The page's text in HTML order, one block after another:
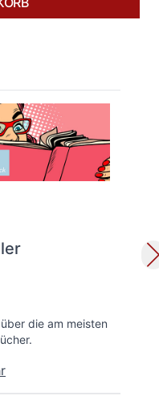
die am meisten